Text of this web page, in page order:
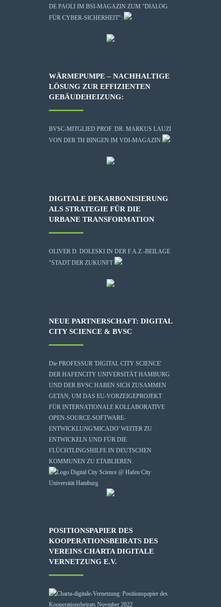
DE PAOLI IM BSI-MAGAZIN ZUM "DIALOG
FÜR CYBER-SICHERHEIT":
WÄRMEPUMPE – NACHHALTIGE
LÖSUNG ZUR EFFIZIENTEN
GEBÄUDEHEIZUNG:
BVSC-MITGLIED PROF. DR. MARKUS LAUZI
VON DER TH BINGEN IM VDI-MAGAZIN
DIGITALE DEKARBONISIERUNG
ALS STRATEGIE FÜR DIE
URBANE TRANSFORMATION
OLIVER D. DOLESKI IN DER F.A.Z.-BEILAGE
"STADT DER ZUKUNFT
NEUE PARTNERSCHAFT: DIGITAL
CITY SCIENCE & BVSC
Die PROFESSUR 'DIGITAL CITY SCIENCE'
DER HAFENCITY UNIVERSITÄT HAMBURG
UND DER BVSC HABEN SICH ZUSAMMEN
GETAN, UM DAS EU-VORZEIGEPROJEKT
FÜR INTERNATIONALE KOLLABORATIVE
OPEN-SOURCE-SOFTWARE-
ENTWICKLUNG'MICADO' WEITER ZU
ENTWICKELN UND FÜR DIE
FLÜCHTLINGSHILFE IN DEUTSCHEN
KOMMUNEN ZU ETABLIEREN.
POSITIONSPAPIER DES
KOOPERATIONSBEIRATS DES
VEREINS CHARTA DIGITALE
VERNETZUNG E.V.